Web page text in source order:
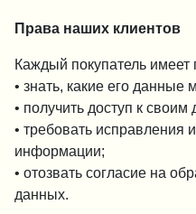
Права наших клиентов
Каждый покупатель имеет
• знать, какие его
• получить доступ к
• требовать исправления
информации;
• отозвать согласие на
данных.